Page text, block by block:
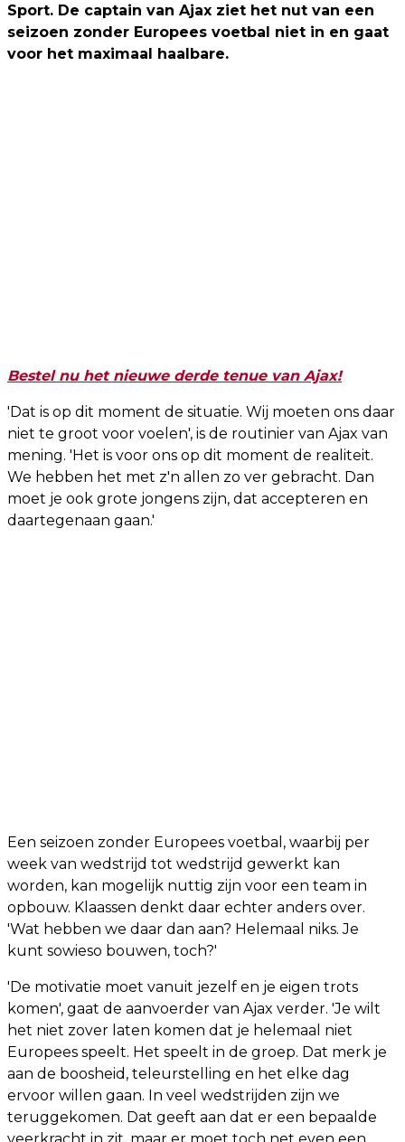
Sport. De captain van Ajax ziet het nut van een
seizoen zonder Europees voetbal niet in en gaat
voor het maximaal haalbare.
Bestel nu het nieuwe derde tenue van Ajax!
'Dat is op dit moment de situatie. Wij moeten ons daar
niet te groot voor voelen', is de routinier van Ajax van
mening. 'Het is voor ons op dit moment de realiteit.
We hebben het met z'n allen zo ver gebracht. Dan
moet je ook grote jongens zijn, dat accepteren en
daartegenaan gaan.'
Een seizoen zonder Europees voetbal, waarbij per
week van wedstrijd tot wedstrijd gewerkt kan
worden, kan mogelijk nuttig zijn voor een team in
opbouw. Klaassen denkt daar echter anders over.
'Wat hebben we daar dan aan? Helemaal niks. Je
kunt sowieso bouwen, toch?'
'De motivatie moet vanuit jezelf en je eigen trots
komen', gaat de aanvoerder van Ajax verder. 'Je wilt
het niet zover laten komen dat je helemaal niet
Europees speelt. Het speelt in de groep. Dat merk je
aan de boosheid, teleurstelling en het elke dag
ervoor willen gaan. In veel wedstrijden zijn we
teruggekomen. Dat geeft aan dat er een bepaalde
veerkracht in zit, maar er moet toch net even een